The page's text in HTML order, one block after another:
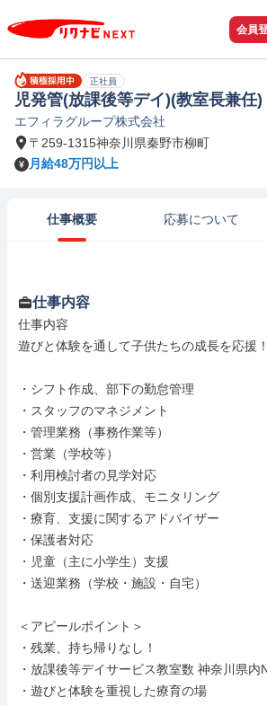
会員
正社員
児発管(放課後等デイ)(教室長兼任)
エフィラグループ株式会社
〒259-1315神奈川県秦野市柳町
月給48万円以上
仕事概要 応募について
仕事内容
仕事内容
遊びと体験を通して子供たちの成長を応援！
・シフト作成、部下の勤怠管理
・スタッフのマネジメント
・管理業務（事務作業等）
・営業（学校等）
・利用検討者の見学対応
・個別支援計画作成、モニタリング
・療育、支援に関するアドバイザー
・保護者対応
・児童（主に小学生）支援
・送迎業務（学校・施設・自宅）
＜アピールポイント＞
・残業、持ち帰りなし！
・放課後等デイサービス教室数 神奈川県内
・遊びと体験を重視した療育の場